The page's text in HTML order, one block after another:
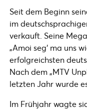
Seit dem Beginn
im
verkauft. Seine
„Amoi seg‘ ma uns
erfolgreichsten
Nach dem „MTV
letzten Jahr wurde
Im Frühjahr wagte